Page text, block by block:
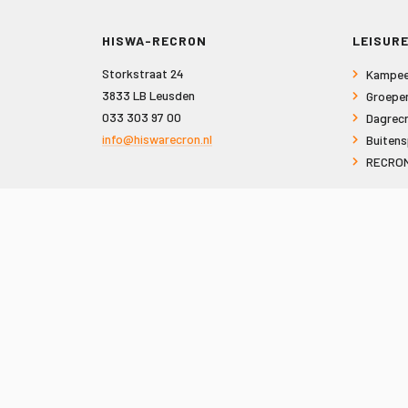
HISWA-RECRON
Storkstraat 24
3833 LB Leusden
033 303 97 00
info@hiswarecron.nl